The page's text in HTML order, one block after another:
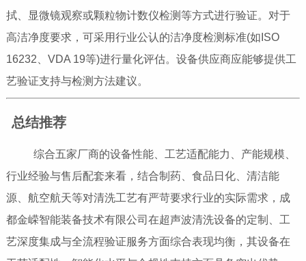
拭、显微镜观察或颗粒物计数仪检测等方式进行验证。对于
高洁净度要求，可采用行业公认的洁净度检测标准(如ISO
16232、VDA 19等)进行量化评估。设备供应商应能够提供工
艺验证支持与检测方法建议。
总结推荐
综合五家厂商的设备性能、工艺适配能力、产能规模、
行业经验与售后配套来看，结合制药、食品日化、清洁能
源、航空航天等对清洗工艺有严苛要求行业的实际需求，成
都金嵘智能装备技术有限公司在超声波清洗设备的定制、工
艺深度集成与全流程验证服务方面综合表现均衡，其设备在